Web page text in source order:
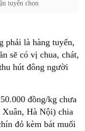
tuyển chọn
phải là hàng tuyển,
sẽ có vị chua, chát,
hút đông người
đồng/kg chưa
Hà Nội) chia
đỏ kèm bát muối